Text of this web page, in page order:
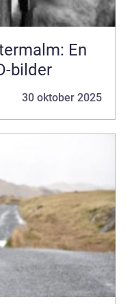
En
bilder
30 oktober 2025